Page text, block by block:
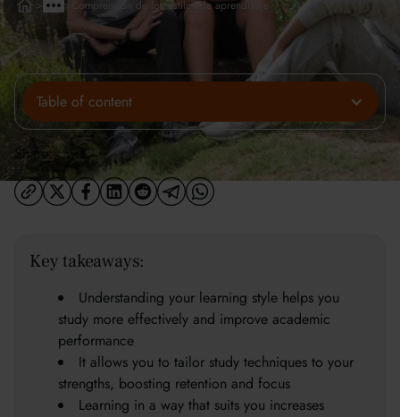
> > Comprensión de los estilos de aprendizaje
Table of content
Share:
Key takeaways:
Understanding your learning style helps you
study more effectively and improve academic
performance
It allows you to tailor study techniques to your
strengths, boosting retention and focus
Learning in a way that suits you increases